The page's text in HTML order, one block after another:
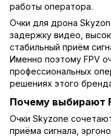
работы оператора.
Очки для дрона
задержку видео,
стабильный приём
Именно поэтому FPV
профессиональных
решениях этого
Почему выбирают
Очки Skyzone
приёма сигнала,